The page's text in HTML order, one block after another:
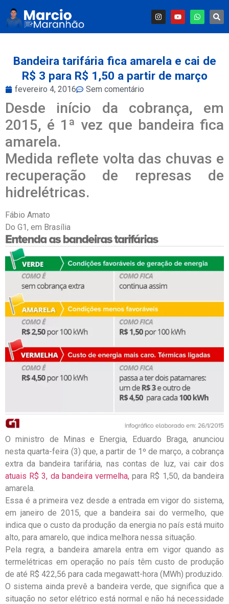
Bandeira tarifária fica amarela e cai de
R$ 3 para R$ 1,50 a partir de março
fevereiro 4, 2016 Sem comentário
Desde início da cobrança, em
2015, é 1ª vez que bandeira fica
amarela.
Medida reflete volta das chuvas e
recuperação de represas de
hidrelétricas.
Fábio Amato
Do G1, em Brasília
O ministro de Minas e Energia, Eduardo Braga, anunciou
nesta quarta-feira (3) que, a partir de 1º de março, a cobrança
extra da bandeira tarifária, nas contas de luz, vai cair dos
atuais R$ 3, da bandeira vermelha, para R$ 1,50, da bandeira
amarela.
Essa é a primeira vez desde a entrada em vigor do sistema,
em janeiro de 2015, que a bandeira sai do vermelho, que
indica que o custo da produção da energia no país está muito
alto, para amarelo, que indica melhora nessa situação.
Pela regra, a bandeira amarela entra em vigor quando as
termelétricas em operação no país têm custo de produção
de até R$ 422,56 para cada megawatt-hora (MWh) produzido.
O sistema ainda prevê a bandeira verde, que significa que a
situação no setor elétrico está normal e não há necessidade